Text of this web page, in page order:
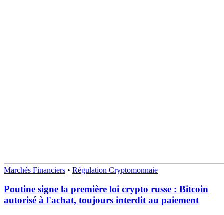
Marchés Financiers • Régulation Cryptomonnaie
Poutine signe la première loi crypto russe : Bitcoin
autorisé à l'achat, toujours interdit au paiement